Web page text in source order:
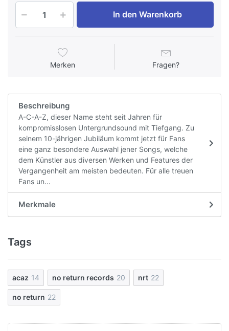
In den Warenkorb
Merken Fragen?
Beschreibung
A-C-A-Z, dieser Name steht seit Jahren für
kompromisslosen Untergrundsound mit Tiefgang. Zu
seinem 10-jährigen Jubiläum kommt jetzt für Fans
eine ganz besondere Auswahl jener Songs, welche
dem Künstler aus diversen Werken und Features der
Vergangenheit am meisten bedeuten. Für alle treuen
Fans un...
Merkmale
Tags
acaz 14 no return records 20 nrt 22
no return 22